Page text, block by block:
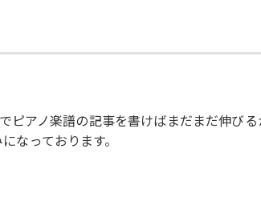
アノ楽譜の記事を書けばまだまだ伸びる
なっております。